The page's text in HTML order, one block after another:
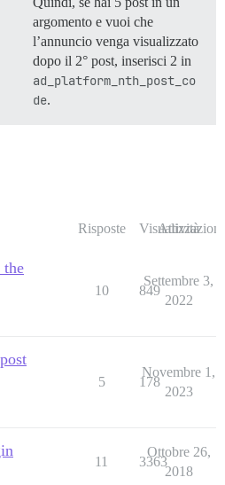
argomento e vuoi che
l’annuncio venga visualizzato
dopo il 2° post, inserisci 2 in
ad_platform_nth_post_co
de.
Risposte Visualizzazioni
Attività
the
10 849
Settembre 3,
2022
5 178
Novembre 1,
2023
11 3363
Ottobre 26,
2018